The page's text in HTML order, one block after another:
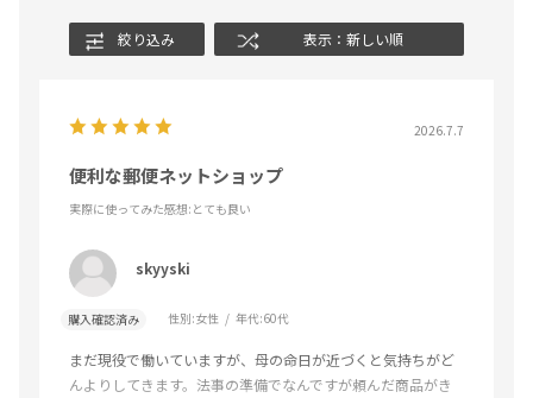
絞り込み 表示：新しい順
2026.7.7
便利な郵便ネットショップ
実際に使ってみた感想:とても良い
skyyski
購入確認済み 性別:女性 年代:60代
まだ現役で働いていますが、母の命日が近づくと気持ちがど
んよりしてきます。法事の準備でなんですが頼んだ商品がき